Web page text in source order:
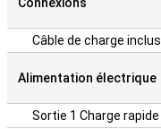
Câble de charge inclus
Alimentation électrique
Sortie 1 Charge rapide